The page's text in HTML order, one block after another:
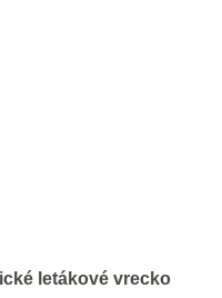
letákové vrecko